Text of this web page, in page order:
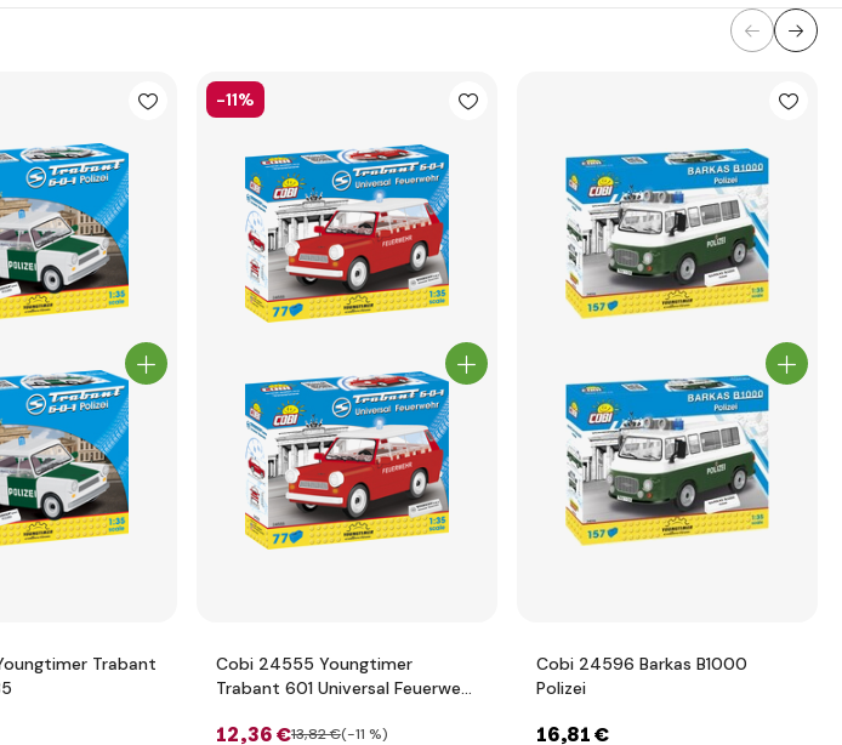
Trabant
-11%
Cobi 24555 Youngtimer
Trabant 601 Universal Feuerwehr
12,36 €13,82 €(-11 %)
Cobi 24596 Barkas B1000
Polizei
16,81 €